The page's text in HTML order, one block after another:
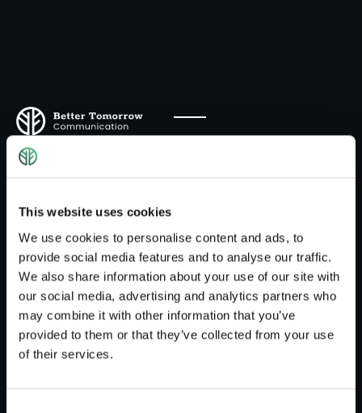
This website uses cookies
We use cookies to personalise content and ads, to
provide social media features and to analyse our traffic.
We also share information about your use of our site with
our social media, advertising and analytics partners who
may combine it with other information that you’ve
provided to them or that they’ve collected from your use
of their services.
Key Visual | Werbung
Das Key Visual ist ein Leitbild. Es ist das visuelle
Grund Motiv, das die Positionierung einer Marke
oder eines Unternehmen abbildet. Das Key
Vidual ist als Schlüsselbild zu sehen, welches den
langfristigen visuellen Auftritt von Marken und
Unternehmen bestimmt.